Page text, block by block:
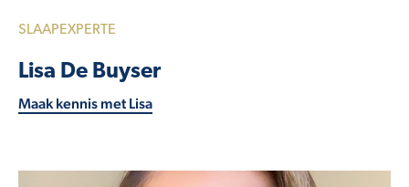
SLAAPEXPERTE
Lisa De Buyser
Maak kennis met Lisa